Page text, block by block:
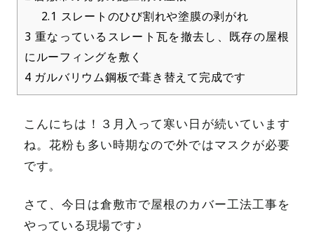
2.1 スレートのひび割れや塗膜の剥がれ
3 重なっているスレート瓦を撤去し、既存の屋根
にルーフィングを敷く
4 ガルバリウム鋼板で葺き替えて完成です
こんにちは！３月入って寒い日が続いています
ね。花粉も多い時期なので外ではマスクが必要
です。
さて、今日は倉敷市で屋根のカバー工法工事を
やっている現場です♪